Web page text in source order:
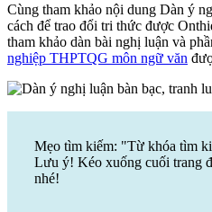
Cùng tham khảo nội dung Dàn ý
cách để trao đổi tri thức được
tham khảo dàn bài nghị luận và
nghiệp THPTQG môn ngữ văn
Mẹo tìm kiếm: "Từ khóa tìm
Lưu ý! Kéo xuống cuối trang
nhé!